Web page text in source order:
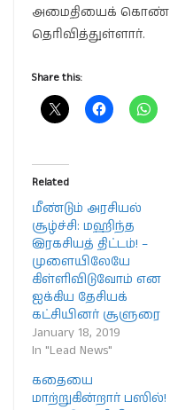
அமைதியைக்
தெரிவித்துள்ளார்.
Share this:
Related
மீண்டும் அரசியல்
சூழ்ச்சி: மஹிந்த
இரகசியத் திட்டம்! –
முளையிலேயே
கிள்ளிவிடுவோம் என
ஐக்கிய தேசியக்
கட்சியினர் சூளுரை
January 18, 2019
In "Lead News"
கதையை
மாற்றுகின்றார் பஸில்!